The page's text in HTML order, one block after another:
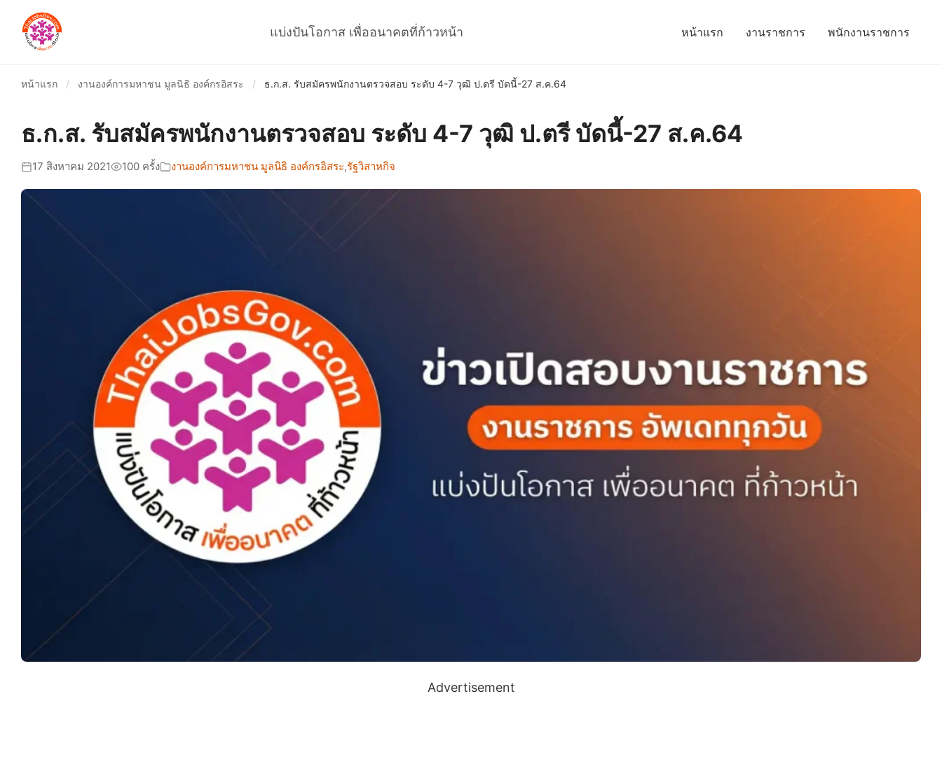
แบ่งปันโอกาส เพื่ออนาคตที่ก้าวหน้า หน้าแรก งานราชการ พนักงานราชการ
หน้าแรก / งานองค์การมหาชน มูลนิธิ องค์กรอิสระ / ธ.ก.ส. รับสมัครพนักงานตรวจสอบ ระดับ 4-7 วุฒิ ป.ตรี บัดนี้-27 ส.ค.64
ธ.ก.ส. รับสมัครพนักงานตรวจสอบ ระดับ 4-7 วุฒิ ป.ตรี บัดนี้-27 ส.ค.64
17 สิงหาคม 2021 100 ครั้ง งานองค์การมหาชน มูลนิธิ องค์กรอิสระ,รัฐวิสาหกิจ
Advertisement